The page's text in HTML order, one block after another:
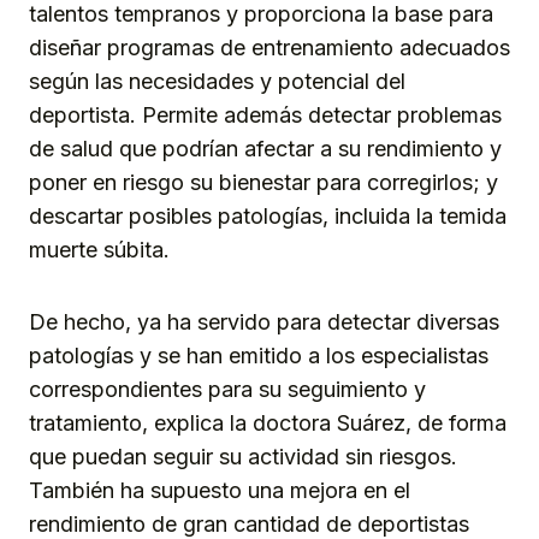
talentos tempranos y proporciona la base para
diseñar programas de entrenamiento adecuados
según las necesidades y potencial del
deportista. Permite además detectar problemas
de salud que podrían afectar a su rendimiento y
poner en riesgo su bienestar para corregirlos; y
descartar posibles patologías, incluida la temida
muerte súbita.
De hecho, ya ha servido para detectar diversas
patologías y se han emitido a los especialistas
correspondientes para su seguimiento y
tratamiento, explica la doctora Suárez, de forma
que puedan seguir su actividad sin riesgos.
También ha supuesto una mejora en el
rendimiento de gran cantidad de deportistas